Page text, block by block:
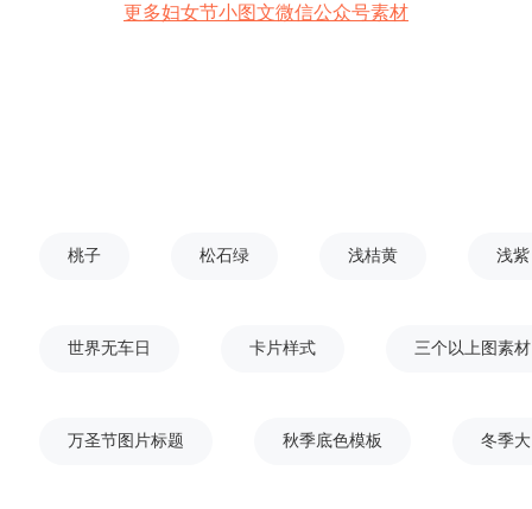
更多妇女节小图文微信公众号素材
桃子 松石绿 浅桔黄 浅紫
世界无车日 卡片样式 三个以上图素材
万圣节图片标题 秋季底色模板 冬季